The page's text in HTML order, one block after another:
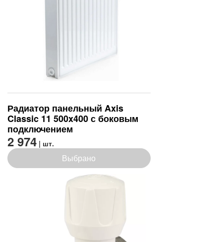
Радиатор панельный Axis
Classic 11 500x400 с боковым
подключением
2 974 | шт.
Выбрано